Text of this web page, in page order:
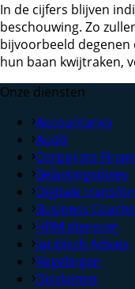
In de cijfers blijven
beschouwing. Zo
bijvoorbeeld degenen
hun baan kwijtraken,
Onze diensten
Accountancy
Audit
Corporate
Belastingadvies
Digitale
Business
HRM diensten
Juridisch Advies
Regelingen
Disclaimer